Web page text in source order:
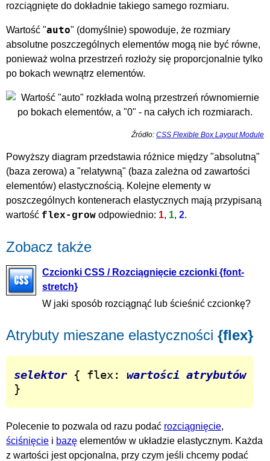
rozciągnięte do dokładnie takiego samego rozmiaru.
Wartość "auto" (domyślnie) spowoduje, że rozmiary
absolutne poszczególnych elementów mogą nie być równe,
ponieważ wolna przestrzeń rozłoży się proporcjonalnie tylko
po bokach wewnątrz elementów.
Źródło: CSS Flexible Box Layout Module
Powyższy diagram przedstawia różnice między "absolutną"
(baza zerowa) a "relatywną" (baza zależna od zawartości
elementów) elastycznością. Kolejne elementy w
poszczególnych kontenerach elastycznych mają przypisaną
wartość flex-grow odpowiednio: 1, 1, 2.
Zobacz także
Czcionki CSS / Rozciągnięcie czcionki {font-
stretch}
W jaki sposób rozciągnąć lub ścieśnić czcionkę?
Atrybuty mieszane elastyczności {flex}
selektor { flex: wartości atrybutów
}
Polecenie to pozwala od razu podać rozciągnięcie,
ściśnięcie i bazę elementów w układzie elastycznym. Każda
z wartości jest opcjonalna, przy czym jeśli chcemy podać